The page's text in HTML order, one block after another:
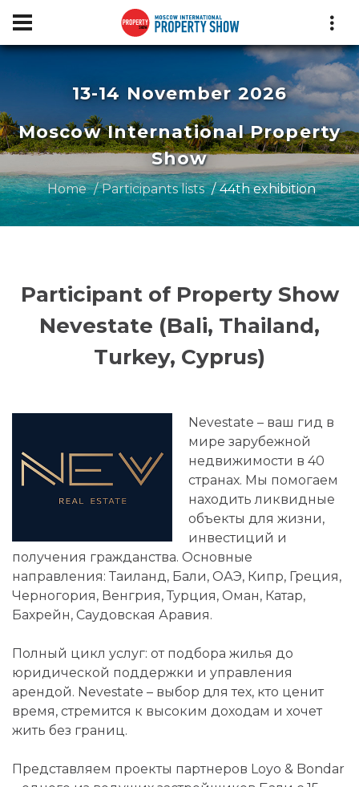
13-14 November 2026
Moscow International Property
Show
Home Participants lists 44th exhibition
Participant of Property Show
Nevestate (Bali, Thailand,
Turkey, Cyprus)
Nevestate – ваш гид в
мире зарубежной
недвижимости в 40
странах. Мы помогаем
находить ликвидные
объекты для жизни,
инвестиций и
получения гражданства. Основные
направления: Таиланд, Бали, ОАЭ, Кипр, Греция,
Черногория, Венгрия, Турция, Оман, Катар,
Бахрейн, Саудовская Аравия.
Полный цикл услуг: от подбора жилья до
юридической поддержки и управления
арендой. Nevestate – выбор для тех, кто ценит
время, стремится к высоким доходам и хочет
жить без границ.
Представляем проекты партнеров Loyo & Bondar